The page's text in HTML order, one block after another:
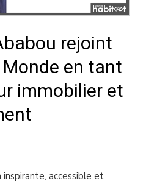
rejoint
en tant
immobilier et
inspirante, accessible et